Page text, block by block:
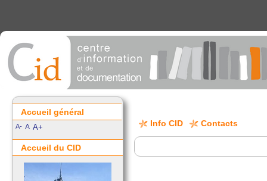
Info CID Contacts
Accueil général
A- A A+
Accueil du CID